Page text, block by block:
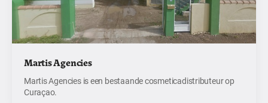
Martis Agencies
Martis Agencies is een bestaande cosmeticadistributeur op
Curaçao.